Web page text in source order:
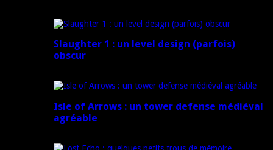
Slaughter 1 : un level design (parfois)
obscur
Isle of Arrows : un tower defense médiéval
agréable